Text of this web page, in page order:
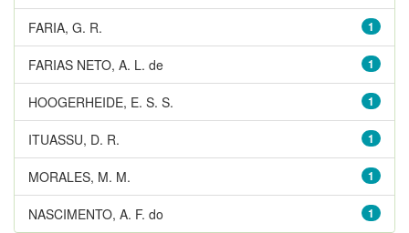
1
FARIA, G. R.
1
FARIAS NETO, A. L. de
1
HOOGERHEIDE, E. S. S.
1
ITUASSU, D. R.
1
MORALES, M. M.
1
NASCIMENTO, A. F. do